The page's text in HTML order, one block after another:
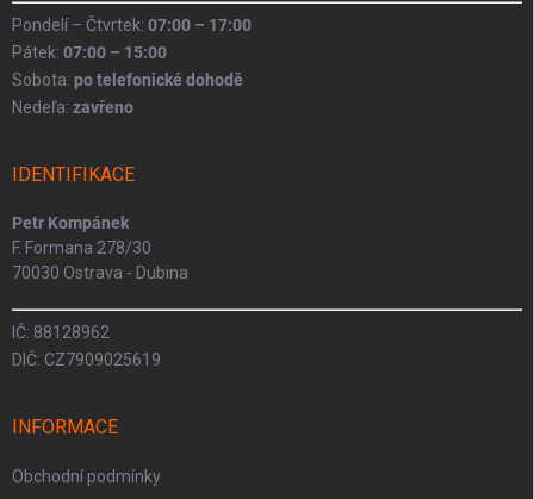
Pondelí – Čtvrtek: 07:00 – 17:00
Pátek: 07:00 – 15:00
Sobota: po telefonické dohodě
Nedeľa: zavřeno
IDENTIFIKACE
Petr Kompánek
F. Formana 278/30
70030 Ostrava - Dubina
IČ: 88128962
DIČ: CZ7909025619
INFORMACE
Obchodní podmínky